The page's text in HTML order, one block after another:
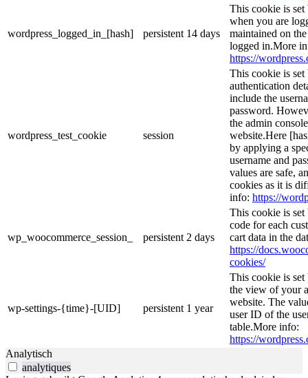
wordpress_logged_in_[hash] persistent 14 days
This cookie is set
when you are
maintained on
logged in.More
https://
wordpress_test_cookie session
This cookie is set
authentication
include the
password.
the admin
website.Here
by applying a
username and
values are safe,
cookies as it is
info: https://
wp_woocommerce_session_ persistent 2 days
This cookie is
code for each
cart data in the
https://
cookies/
wp-settings-{time}-[UID] persistent 1 year
This cookie is set
the view of your
website. The
user ID of the
table.More info:
https://
Analytisch
analytiques